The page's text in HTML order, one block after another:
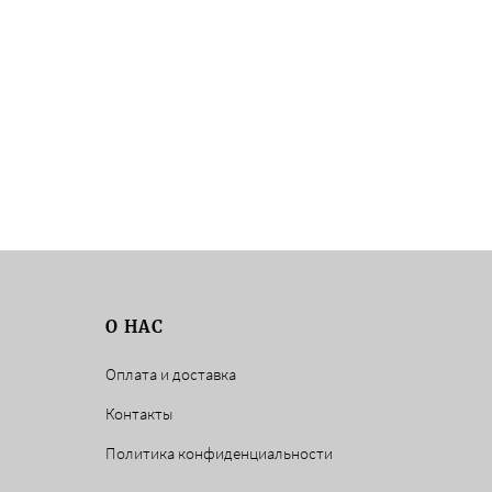
О НАС
Оплата и доставка
Контакты
Политика конфиденциальности